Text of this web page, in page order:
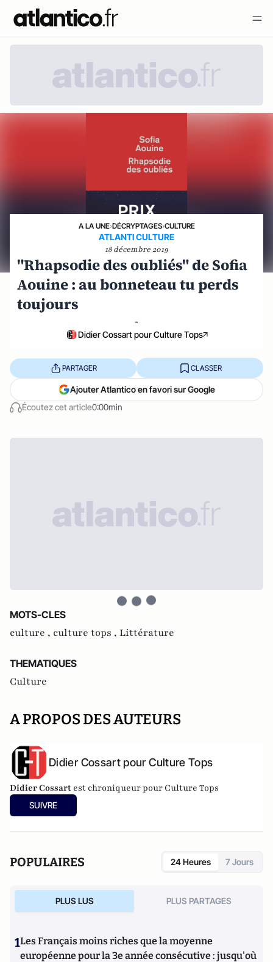
A LA UNE›DÉCRYPTAGES›CULTURE
ATLANTI CULTURE
18 décembre 2019
"Rhapsodie des oubliés" de Sofia
Aouine : au bonneteau tu perds
toujours
-
Didier Cossart pour Culture Tops
Écoutez cet article0:00min
PARTAGER CLASSER
Ajouter Atlantico en favori sur Google
MOTS-CLES
culture , culture tops , Littérature
THEMATIQUES
Culture
A PROPOS DES AUTEURS
Didier Cossart pour Culture Tops
Didier Cossart est chroniqueur pour Culture Tops
SUIVRE
POPULAIRES 24 Heures 7 Jours
PLUS LUS PLUS PARTAGES
1Les Français moins riches que la moyenne
européenne pour la 3e année consécutive : jusqu'où